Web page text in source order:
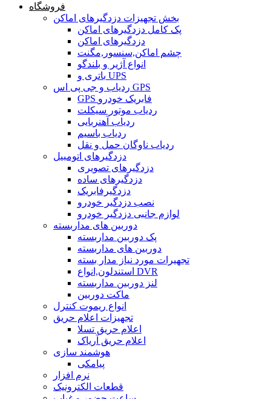
فروشگاه
بخش تجهیزات دزدگیرهای اماکن
پک کامل دزدگیرهای اماکن
دزدگیرهای اماکن
چشم اماکن,سنسور,مگنت
انواع آژیر و بلندگو
باتری و UPS
ردیاب و جی پی اس GPS
GPS فابریک خودرو
ردیاب موتور سیکلت
ردیاب آهنربایی
ردیاب باسیم
ردیاب ناوگان حمل و نقل
دزدگیرهای اتومبیل
دزدگیرهای تصویری
دزدگیرهای ساده
دزدگیرفابریک
نصب دزدگیر خودرو
لوازم جانبی دزدگیر خودرو
دوربین های مداربسته
پک دوربین مداربسته
دوربین های مداربسته
تجهیرات مورد نیاز مدار بسته
استندلون,انواع DVR
لنز دوربین مداربسته
ماکت دوربین
انواع ریموت کنترل
تجهیزات اعلام حریق
اعلام حریق تسلا
اعلام حریق آریاک
هوشمند سازی
پیامکی
نرم افزار
قطعات الکترونیک